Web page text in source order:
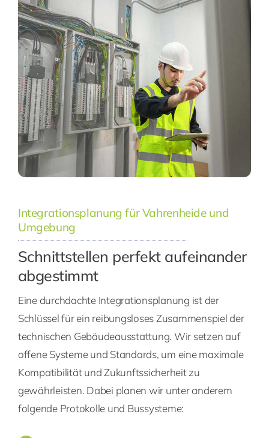
Integrationsplanung für Vahrenheide und
Umgebung
Schnittstellen perfekt aufeinander
abgestimmt
Eine durchdachte Integrationsplanung ist der
Schlüssel für ein reibungsloses Zusammenspiel der
technischen Gebäudeausstattung. Wir setzen auf
offene Systeme und Standards, um eine maximale
Kompatibilität und Zukunftssicherheit zu
gewährleisten. Dabei planen wir unter anderem
folgende Protokolle und Bussysteme: